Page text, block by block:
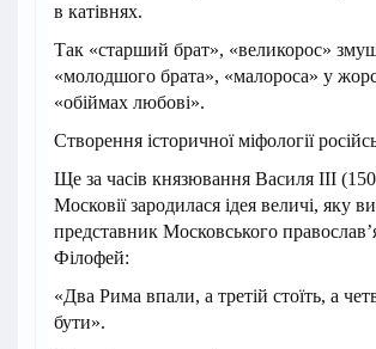
в катівнях.
Так «старший брат», «великорос»
«молодшого брата», «малороса» у
«обіймах любові».
Створення історичної міфології
Ще за часів князювання Василя III
Московії зародилася ідея величі, яку
представник Московського
Філофей:
«Два Рима впали, а третій стоїть, а
бути».